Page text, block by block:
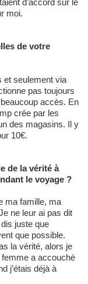
d’accord sur le
moi.
et seulement via
pas toujours
accès. En
crée par les
des magasins. Il y
10€.
le voyage ?
ma famille, ma
ne leur ai pas dit
dis juste que
que possible.
la vérité, alors je
a accouché
j’étais déjà à